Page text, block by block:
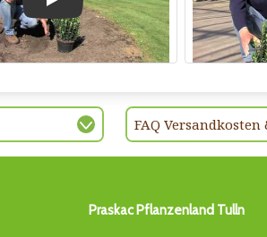
FAQ
Praskac Pflanzenland Tulln